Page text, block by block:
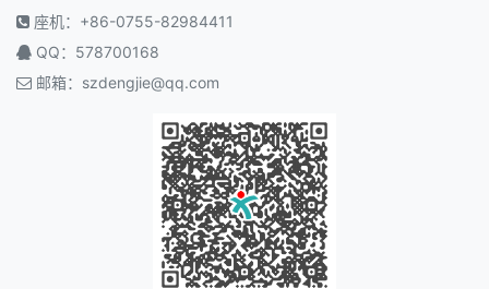
座机：+86-0755-82984411
QQ：578700168
邮箱： szdengjie@qq.com